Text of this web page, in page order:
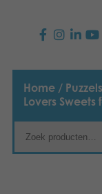
PRODUCTEN
TACTIC
Home / Puzzels
Lovers Sweets